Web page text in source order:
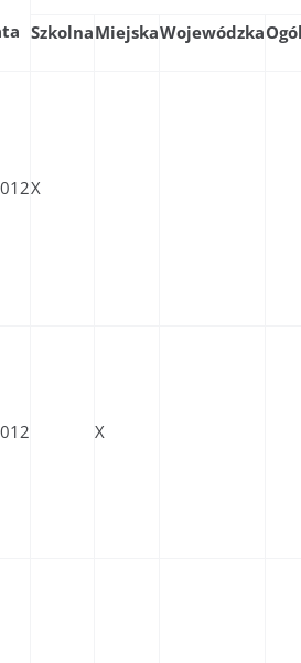
SzkolnaMiejskaWojewódzka
X
X